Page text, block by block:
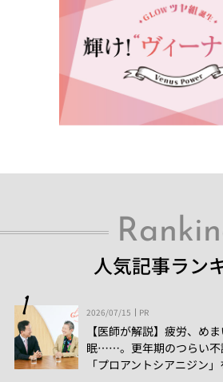
人気記事ラン
2026/07/15 PR
【医師が解説】疲労、め
眠……。更年期のつらい不
「プロアントシアニジン